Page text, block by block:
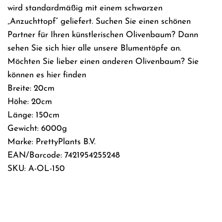
wird standardmäßig mit einem schwarzen
„Anzuchttopf“ geliefert. Suchen Sie einen schönen
Partner für Ihren künstlerischen Olivenbaum? Dann
sehen Sie sich hier alle unsere Blumentöpfe an.
Möchten Sie lieber einen anderen Olivenbaum? Sie
können es hier finden
Breite: 20cm
Höhe: 20cm
Länge: 150cm
Gewicht: 6000g
Marke: PrettyPlants B.V.
EAN/Barcode: 7421954255248
SKU: A-OL-150